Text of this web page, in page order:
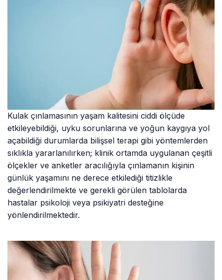
Kulak çınlamasının yaşam kalitesini ciddi ölçüde
etkileyebildiği, uyku sorunlarına ve yoğun kaygıya yol
açabildiği durumlarda bilişsel terapi gibi yöntemlerden
sıklıkla yararlanılırken; klinik ortamda uygulanan çeşitli
ölçekler ve anketler aracılığıyla çınlamanın kişinin
günlük yaşamını ne derece etkilediği titizlikle
değerlendirilmekte ve gerekli görülen tablolarda
hastalar psikoloji veya psikiyatri desteğine
yönlendirilmektedir.